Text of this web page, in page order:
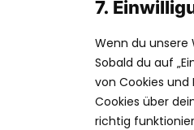
7.
Wenn du unsere
Sobald du auf
von Cookies und
Cookies über
richtig